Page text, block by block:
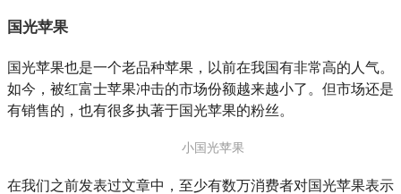
国光苹果
国光苹果也是一个老品种苹果，以前在我国有非常高的人气。
如今，被红富士苹果冲击的市场份额越来越小了。但市场还是
有销售的，也有很多执著于国光苹果的粉丝。
小国光苹果
在我们之前发表过文章中，至少有数万消费者对国光苹果表示